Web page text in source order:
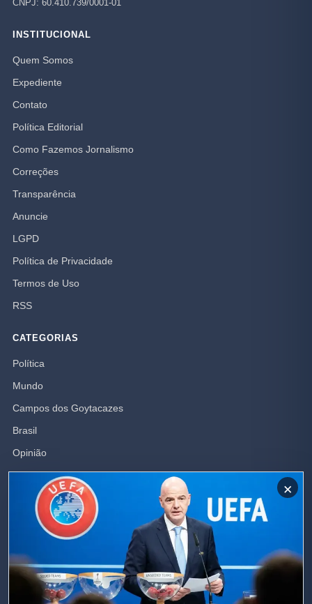
CNPJ: 60.410.739/0001-01
INSTITUCIONAL
Quem Somos
Expediente
Contato
Política Editorial
Como Fazemos Jornalismo
Correções
Transparência
Anuncie
LGPD
Política de Privacidade
Termos de Uso
RSS
CATEGORIAS
Política
Mundo
Campos dos Goytacazes
Brasil
Opinião
Rio de Janeiro
Polícia
SIGA-NOS
×